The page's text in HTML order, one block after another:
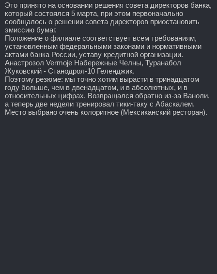
Это принято на основании решения совета директоров банка,
который состоялся 5 марта, при этом первоначально
сообщалось о решении совета директоров приостановить
эмиссию бумаг.
Положение о филиале соответствует всем требованиям,
установленным федеральными законами и нормативными
актами банка России, уставу кредитной организации.
Анастрозол Vermoje Набережные Челны, Туранабол
Жуковский - Станодрол-10 Геленджик.
Поэтому резюме: мы точно хотим вырасти в тринадцатом
году больше, чем в двенадцатом, и в абсолютных, и в
относительных цифрах. Возвращался обратно из-за Ваноли,
а теперь две недели тренировал тики-таку с Абаскалем.
Место выбрано очень колоритное (Мексиканский ресторан).